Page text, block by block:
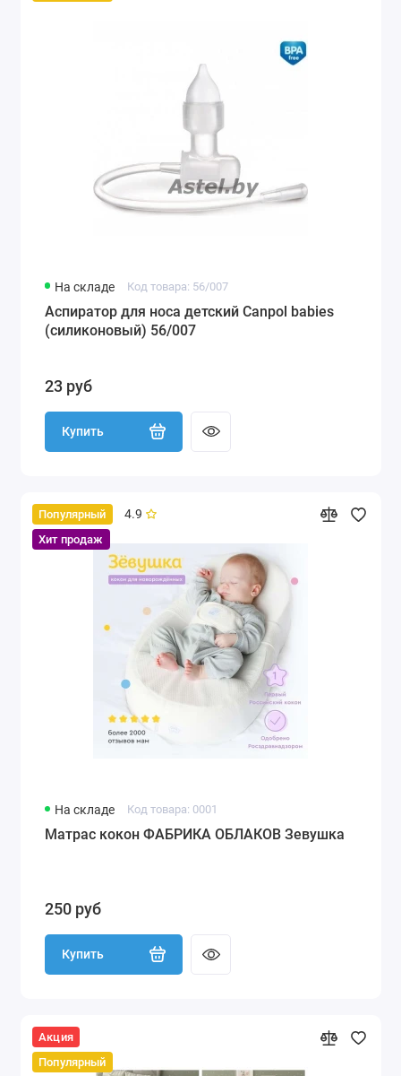
На складе Код товара: 56/007
Аспиратор для носа детский Canpol babies
(силиконовый) 56/007
23 руб
Купить
Популярный
Хит продаж
4.9
На складе Код товара: 0001
Матрас кокон ФАБРИКА ОБЛАКОВ Зевушка
250 руб
Купить
Акция
Популярный